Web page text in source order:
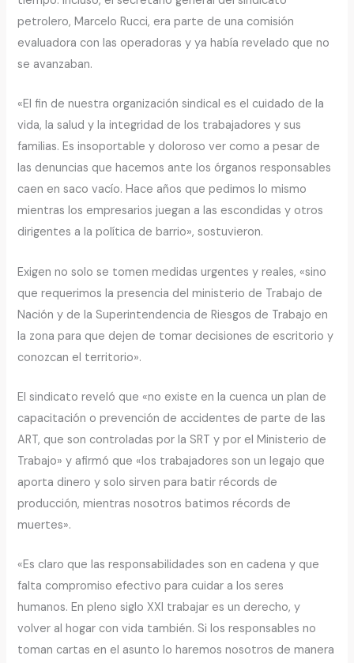
petrolero, Marcelo Rucci, era parte de una comisión
evaluadora con las operadoras y ya había revelado que no
se avanzaban.
«El fin de nuestra organización sindical es el cuidado de la
vida, la salud y la integridad de los trabajadores y sus
familias. Es insoportable y doloroso ver como a pesar de
las denuncias que hacemos ante los órganos responsables
caen en saco vacío. Hace años que pedimos lo mismo
mientras los empresarios juegan a las escondidas y otros
dirigentes a la política de barrio», sostuvieron.
Exigen no solo se tomen medidas urgentes y reales, «sino
que requerimos la presencia del ministerio de Trabajo de
Nación y de la Superintendencia de Riesgos de Trabajo en
la zona para que dejen de tomar decisiones de escritorio y
conozcan el territorio».
El sindicato reveló que «no existe en la cuenca un plan de
capacitación o prevención de accidentes de parte de las
ART, que son controladas por la SRT y por el Ministerio de
Trabajo» y afirmó que «los trabajadores son un legajo que
aporta dinero y solo sirven para batir récords de
producción, mientras nosotros batimos récords de
muertes».
«Es claro que las responsabilidades son en cadena y que
falta compromiso efectivo para cuidar a los seres
humanos. En pleno siglo XXI trabajar es un derecho, y
volver al hogar con vida también. Si los responsables no
toman cartas en el asunto lo haremos nosotros de manera